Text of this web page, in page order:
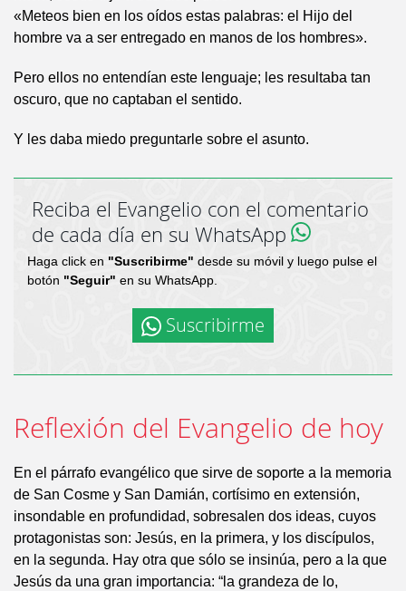
«Meteos bien en los oídos estas palabras: el Hijo del
hombre va a ser entregado en manos de los hombres».
Pero ellos no entendían este lenguaje; les resultaba tan
oscuro, que no captaban el sentido.
Y les daba miedo preguntarle sobre el asunto.
Reciba el Evangelio con el comentario
de cada día en su WhatsApp
Haga click en "Suscribirme" desde su móvil y luego pulse el
botón "Seguir" en su WhatsApp.
Suscribirme
Reflexión del Evangelio de hoy
En el párrafo evangélico que sirve de soporte a la memoria
de San Cosme y San Damián, cortísimo en extensión,
insondable en profundidad, sobresalen dos ideas, cuyos
protagonistas son: Jesús, en la primera, y los discípulos,
en la segunda. Hay otra que sólo se insinúa, pero a la que
Jesús da una gran importancia: “la grandeza de lo,